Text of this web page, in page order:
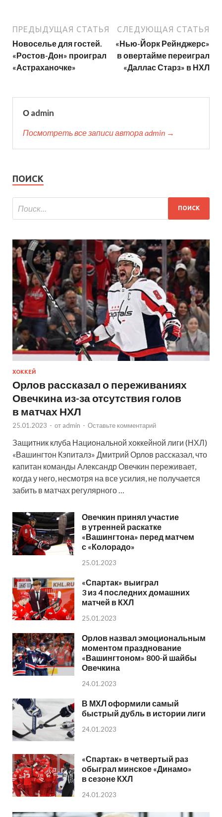
ПРЕДЫДУЩАЯ СТАТЬЯ
Новоселье для гостей.
«Ростов-Дон» проиграл
«Астраханочке»
СЛЕДУЮЩАЯ СТАТЬЯ
«Нью-Йорк Рейнджерс»
в овертайме переиграл
«Даллас Старз» в НХЛ
О admin
Посмотреть все записи автора admin →
ПОИСК
ХОККЕЙ
Орлов рассказал о переживаниях
Овечкина из-за отсутствия голов
в матчах НХЛ
25.01.2023 - от admin - Оставьте комментарий
Защитник клуба Национальной хоккейной лиги (НХЛ)
«Вашингтон Кэпиталз» Дмитрий Орлов рассказал, что
капитан команды Александр Овечкин переживает,
когда у него, несмотря на все усилия, не получается
забить в матчах регулярного …
Овечкин принял участие
в утренней раскатке
«Вашингтона» перед матчем
с «Колорадо»
25.01.2023
«Спартак» выиграл
3 из 4 последних домашних
матчей в КХЛ
25.01.2023
Орлов назвал эмоциональным
моментом празднование
«Вашингтоном» 800-й шайбы
Овечкина
24.01.2023
В МХЛ оформили самый
быстрый дубль в истории лиги
24.01.2023
«Спартак» в четвертый раз
обыграл минское «Динамо»
в сезоне КХЛ
24.01.2023